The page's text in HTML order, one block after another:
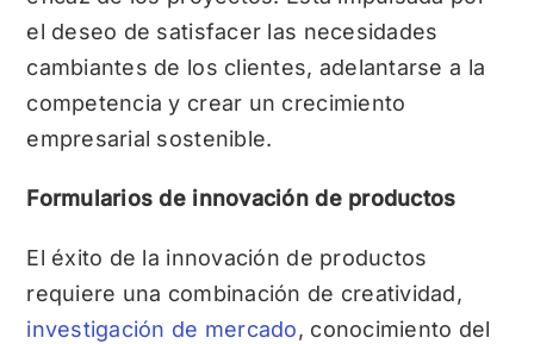
el deseo de satisfacer las necesidades
cambiantes de los clientes, adelantarse a la
competencia y crear un crecimiento
empresarial sostenible.
Formularios de innovación de productos
El éxito de la innovación de productos
requiere una combinación de creatividad,
investigación de mercado, conocimiento del